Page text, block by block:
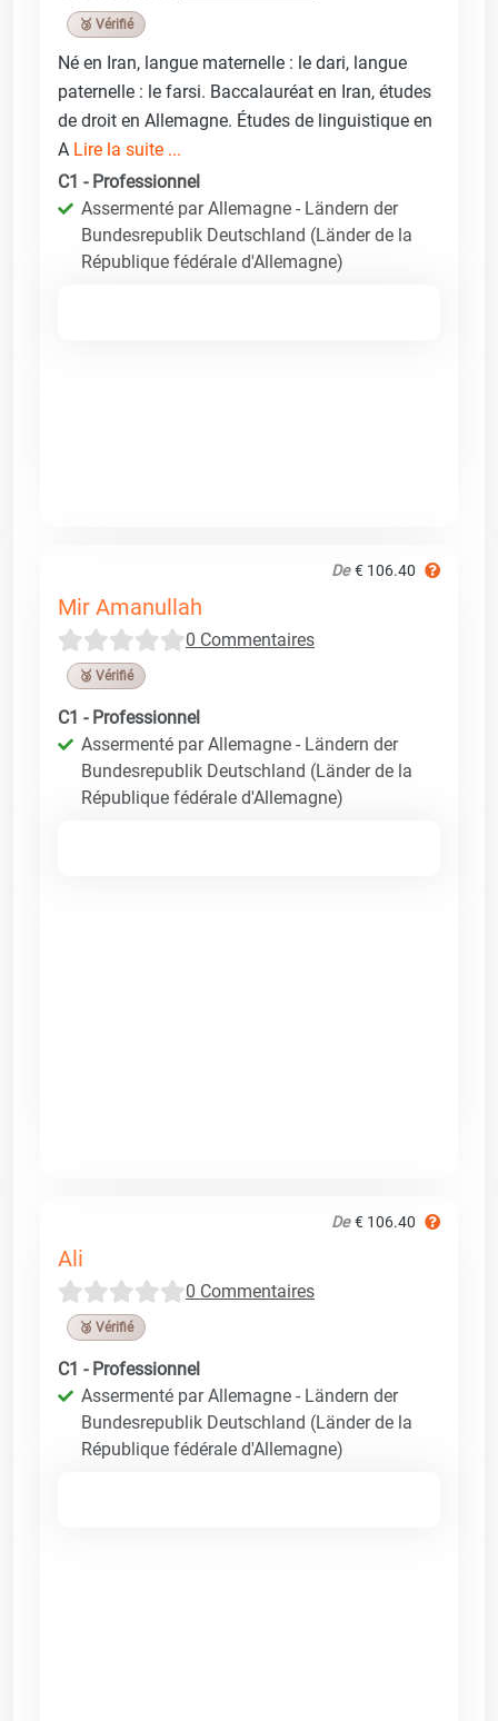
🥉 Vérifié
Né en Iran, langue maternelle : le dari, langue
paternelle : le farsi. Baccalauréat en Iran, études
de droit en Allemagne. Études de linguistique en
A Lire la suite ...
C1 - Professionnel
Assermenté par Allemagne - Ländern der
Bundesrepublik Deutschland (Länder de la
République fédérale d'Allemagne)
De € 106.40
Mir Amanullah
0 Commentaires
🥉 Vérifié
C1 - Professionnel
Assermenté par Allemagne - Ländern der
Bundesrepublik Deutschland (Länder de la
République fédérale d'Allemagne)
De € 106.40
Ali
0 Commentaires
🥉 Vérifié
C1 - Professionnel
Assermenté par Allemagne - Ländern der
Bundesrepublik Deutschland (Länder de la
République fédérale d'Allemagne)